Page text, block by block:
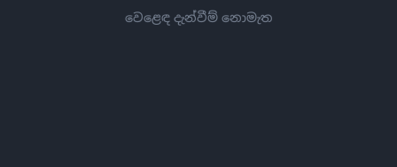
වෙළෙඳ දැන්වීම් නොමැත